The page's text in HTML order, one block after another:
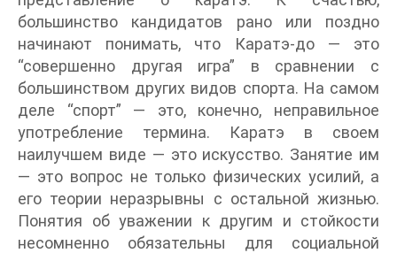
большинство кандидатов рано или поздно
начинают понимать, что Каратэ-до — это
“совершенно другая игра” в сравнении с
большинством других видов спорта. На самом
деле “спорт” — это, конечно, неправильное
употребление термина. Каратэ в своем
наилучшем виде — это искусство. Занятие им
— это вопрос не только физических усилий, а
его теории неразрывны с остальной жизнью.
Понятия об уважении к другим и стойкости
несомненно обязательны для социальной